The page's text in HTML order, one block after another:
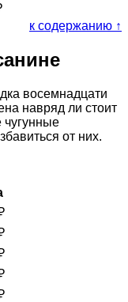
к содержанию ↑
восемнадцати
навряд ли стоит
чугунные
от них.